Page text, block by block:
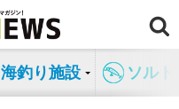
海釣り施設 ソル